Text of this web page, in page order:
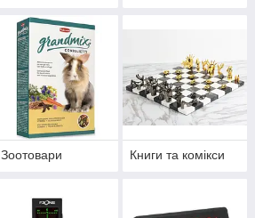
Зоотовари Книги та комікси